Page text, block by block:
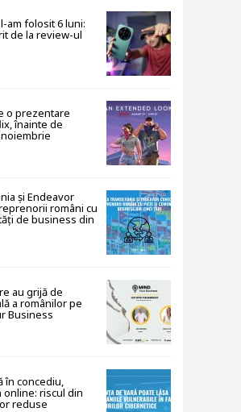
am folosit 6 luni:
de la review-ul
o prezentare
înainte de
și Endeavor
români cu
de business din
au grijă de
a românilor pe
Business
în concediu,
online: riscul din
reduse